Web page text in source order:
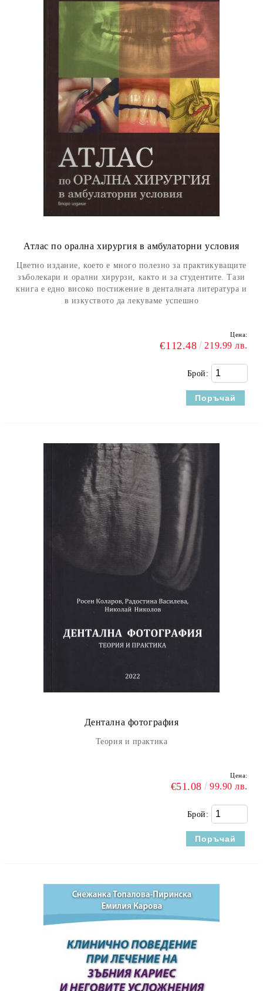
Атлас по орална хирургия в амбулаторни условия
Цветно издание, което е много полезно за практикуващите
зъболекари и орални хирурзи, както и за студентите. Тази
книга е едно високо постижение в денталната литература и
в изкуството да лекуваме успешно
Цена:
€112.48 219.99 лв.
Брой:
Дентална фотография
Теория и практика
Цена:
€51.08 99.90 лв.
Брой: